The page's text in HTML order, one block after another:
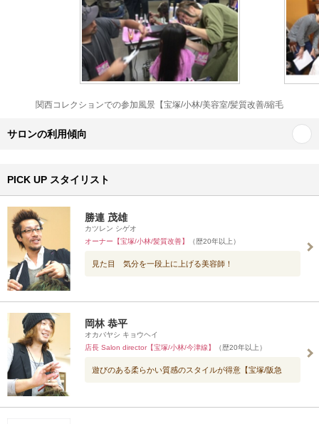
関西コレクションでの参加風景【宝塚/小林/美容室/髪質改善/縮毛
サロンの利用傾向
PICK UP スタイリスト
勝連 茂雄
カツレン シゲオ
オーナー【宝塚/小林/髪質改善】
（歴20年以上）
見た目 気分を一段上に上げる美容師！
岡林 恭平
オカバヤシ キョウヘイ
店長 Salon director【宝塚/小林/今津線】
（歴20年以上）
遊びのある柔らかい質感のスタイルが得意【宝塚/阪急